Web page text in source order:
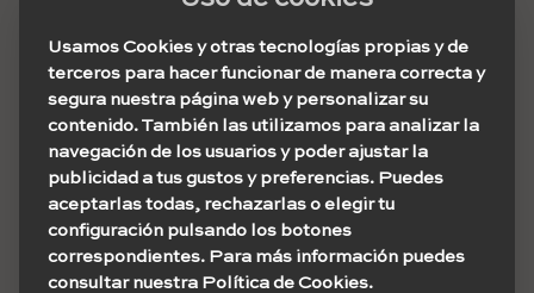
Tatuajees muy variada, pudiendo contener tanto
elementos orgánicos como metales pesados
perjudiciales (níquel, cromo, magnesio o el cobalto son
algunos de ellos). Vamos a distinguirlas en dos:
Tintas negras.
Su principio activo es el carbón y
son las más comunes. Estas se vienen utilizando
hace más de 4 000 años y hasta el momento no se
han detectado problemas graves en el sistema.
Tintas de color. Antiguamente, se elaboraban
Usamos Cookies y otras tecnologías propias y de
terceros para hacer funcionar de manera correcta y
segura nuestra página web y personalizar su
contenido. También las utilizamos para analizar la
navegación de los usuarios y poder ajustar la
publicidad a tus gustos y preferencias. Puedes
aceptarlas todas, rechazarlas o elegir tu
configuración pulsando los botones
correspondientes. Para más información puedes
consultar nuestra Política de Cookies.